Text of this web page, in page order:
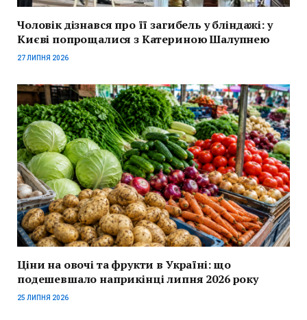
Чоловік дізнався про її загибель у бліндажі: у
Києві попрощалися з Катериною Шалупнею
27 ЛИПНЯ 2026
Ціни на овочі та фрукти в Україні: що
подешевшало наприкінці липня 2026 року
25 ЛИПНЯ 2026